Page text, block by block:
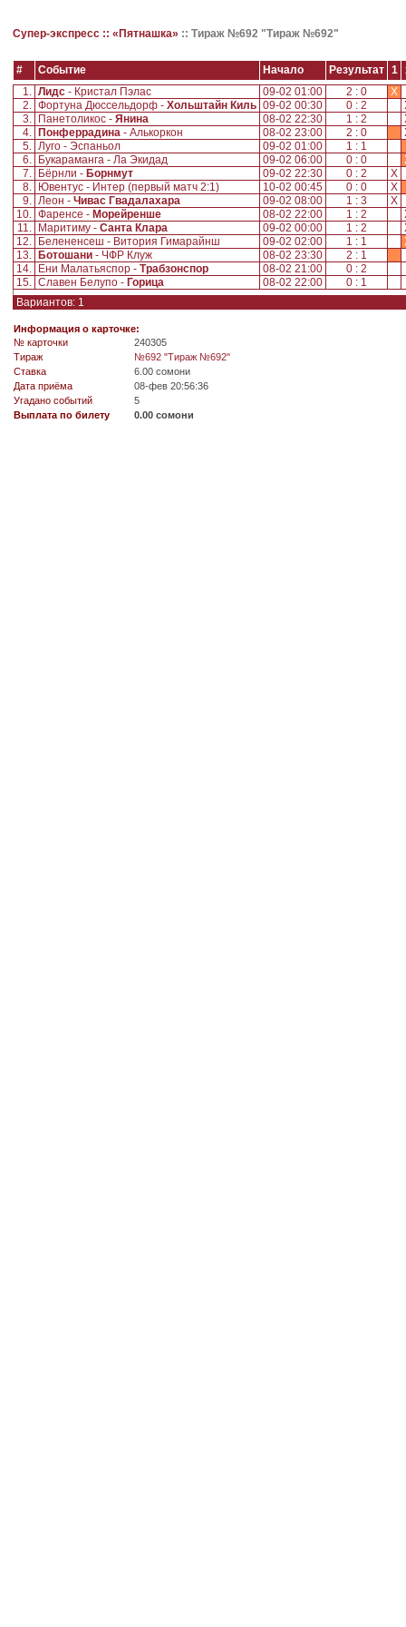
Супер-экспресс :: «Пятнашка» :: Тираж №692 "Тираж №692"
# Событие Начало Результат 1
1. Лидс - Кристал Пэлас 09-02 01:00 2 : 0
X
2. Фортуна Дюссельдорф - Хольштайн Киль 09-02 00:30 0 : 2
3.
Панетоликос - Янина 08-02 22:30 1 : 2
4.
Понферрадина - Алькоркон 08-02 23:00 2 : 0
5. Луго - Эспаньол 09-02 01:00
1 : 1
6.
Букараманга - Ла Экидад 09-02 06:00 0 : 0
7.
Бёрнли - Борнмут 09-02 22:30 0 : 2
X
8.
Ювентус - Интер (первый матч 2:1) 10-02 00:45 0 : 0
X
9. Леон - Чивас Гвадалахара 09-02 08:00 1 : 3
X
10. Фаренсе - Морейренше 08-02 22:00 1 : 2
11.
Маритиму - Санта Клара 09-02 00:00 1 : 2
12.
Белененсеш - Витория Гимарайнш 09-02 02:00 1 : 1
13.
Ботошани - ЧФР Клуж 08-02 23:30
2 : 1
14.
Ени Малатьяспор - Трабзонспор 08-02 21:00
0 : 2
15. Славен Белупо - Горица 08-02 22:00
0 : 1
Вариантов: 1
Информация о карточке:
№ карточки
240305
Tираж
№692 "Тираж №692"
Ставка
6.00 сомони
Дата приёма
08-фев 20:56:36
Угадано событий
5
Выплата по билету
0.00 сомони